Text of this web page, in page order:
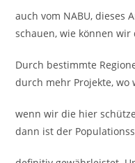
auch vom NABU, dieses
schauen, wie können wir
Durch bestimmte
durch mehr Projekte, wo
wenn wir die hier
dann ist der